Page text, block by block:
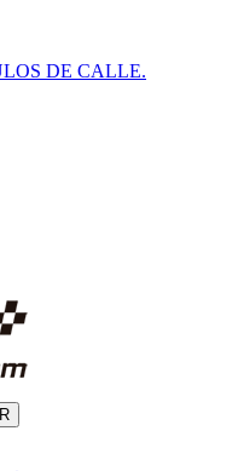
DE CALLE.